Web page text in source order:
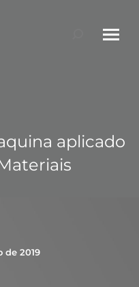
Search:
aplicado
de 2019